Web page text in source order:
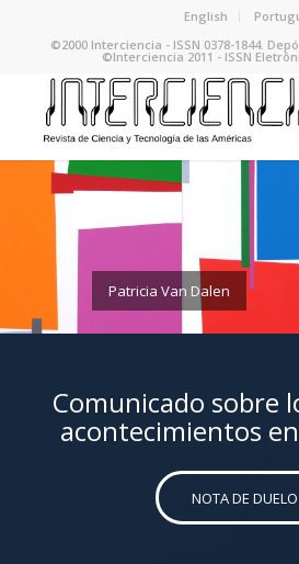
English
©2000 Interciencia - ISSN 0378-1844.
©Interciencia 2011 - ISSN
Patricia Van Dalen
Comunicado sobre
acontecimientos en
NOTA DE DUELO